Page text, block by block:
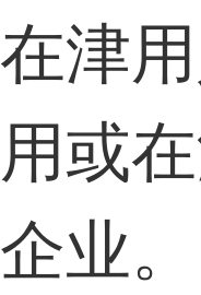
在津
用或
企业。